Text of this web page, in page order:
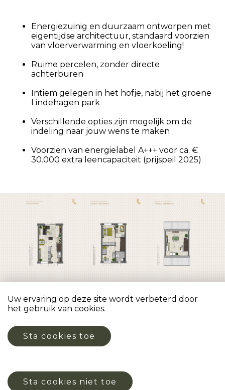
Uw ervaring op deze site wordt verbeterd door
het gebruik van cookies.
Sta cookies toe
Sta cookies niet toe
Energiezuinig en duurzaam ontworpen met
eigentijdse architectuur, standaard voorzien
van vloerverwarming en vloerkoeling!
Ruime percelen, zonder directe
achterburen
Intiem gelegen in het hofje, nabij het groene
Lindehagen park
Verschillende opties zijn mogelijk om de
indeling naar jouw wens te maken
Voorzien van energielabel A+++ voor ca. €
30.000 extra leencapaciteit (prijspeil 2025)
Privacyverklaring & disclaimer
Door: VW Nieuwbouw Platform